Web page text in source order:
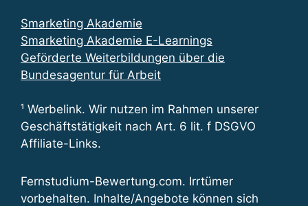
Smarketing Akademie
Smarketing Akademie E-Learnings
Geförderte Weiterbildungen über die
Bundesagentur für Arbeit
¹ Werbelink. Wir nutzen im Rahmen unserer
Geschäftstätigkeit nach Art. 6 lit. f DSGVO
Affiliate-Links.
Fernstudium-Bewertung.com. Irrtümer
vorbehalten. Inhalte/Angebote können sich